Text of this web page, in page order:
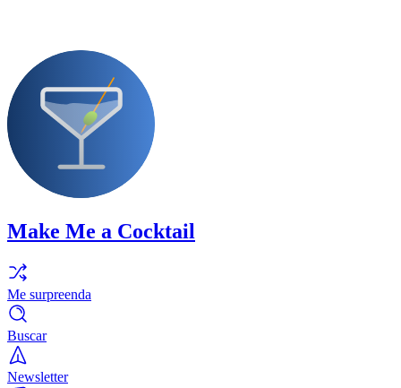
Make Me a Cocktail
Me surpreenda
Buscar
Newsletter